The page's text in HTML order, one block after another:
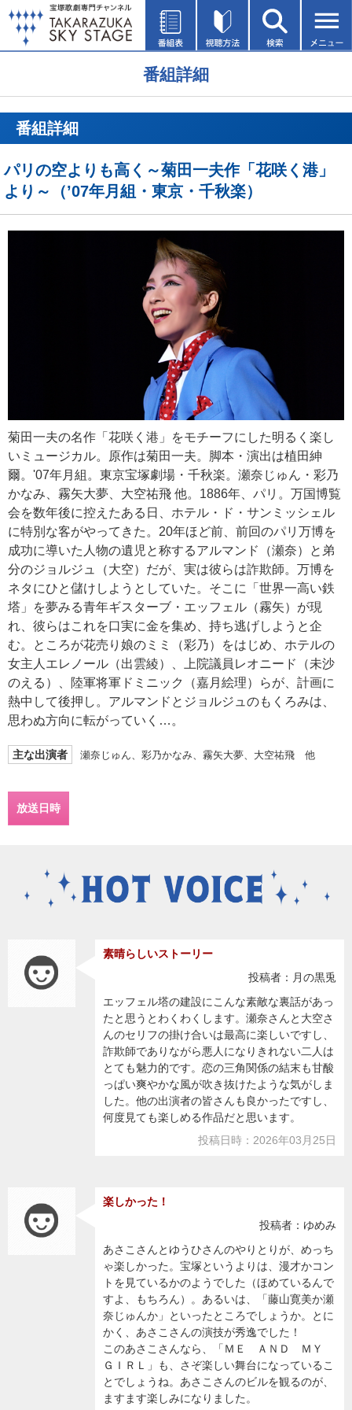
番組詳細
番組詳細
パリの空よりも高く～菊田一夫作「花咲く港」
より～（’07年月組・東京・千秋楽）
菊田一夫の名作「花咲く港」をモチーフにした明るく楽し
いミュージカル。原作は菊田一夫。脚本・演出は植田紳
爾。'07年月組。東京宝塚劇場・千秋楽。瀬奈じゅん・彩乃
かなみ、霧矢大夢、大空祐飛 他。1886年、パリ。万国博覧
会を数年後に控えたある日、ホテル・ド・サンミッシェル
に特別な客がやってきた。20年ほど前、前回のパリ万博を
成功に導いた人物の遺児と称するアルマンド（瀬奈）と弟
分のジョルジュ（大空）だが、実は彼らは詐欺師。万博を
ネタにひと儲けしようとしていた。そこに「世界一高い鉄
塔」を夢みる青年ギスターブ・エッフェル（霧矢）が現
れ、彼らはこれを口実に金を集め、持ち逃げしようと企
む。ところが花売り娘のミミ（彩乃）をはじめ、ホテルの
女主人エレノール（出雲綾）、上院議員レオニード（未沙
のえる）、陸軍将軍ドミニック（嘉月絵理）らが、計画に
熱中して後押し。アルマンドとジョルジュのもくろみは、
思わぬ方向に転がっていく…。
主な出演者 瀬奈じゅん、彩乃かなみ、霧矢大夢、大空祐飛 他
放送日時
素晴らしいストーリー
投稿者：月の黒兎
エッフェル塔の建設にこんな素敵な裏話があっ
たと思うとわくわくします。瀬奈さんと大空さ
んのセリフの掛け合いは最高に楽しいですし、
詐欺師でありながら悪人になりきれない二人は
とても魅力的です。恋の三角関係の結末も甘酸
っぱい爽やかな風が吹き抜けたような気がしま
した。他の出演者の皆さんも良かったですし、
何度見ても楽しめる作品だと思います。
投稿日時：2026年03月25日
楽しかった！
投稿者：ゆめみ
あさこさんとゆうひさんのやりとりが、めっち
ゃ楽しかった。宝塚というよりは、漫才かコン
トを見ているかのようでした（ほめているんで
すよ、もちろん）。あるいは、「藤山寛美か瀬
奈じゅんか」といったところでしょうか。とに
かく、あさこさんの演技が秀逸でした！
このあさこさんなら、「ＭＥ ＡＮＤ ＭＹ
ＧＩＲＬ」も、さぞ楽しい舞台になっているこ
とでしょうね。あさこさんのビルを観るのが、
ますます楽しみになりました。